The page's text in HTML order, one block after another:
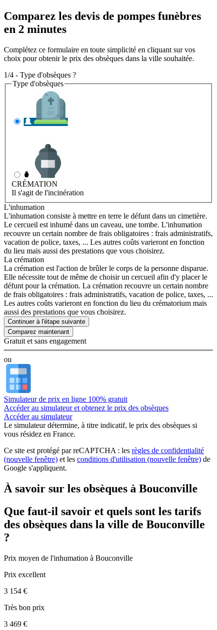
Comparez les devis de pompes funèbres
en 2 minutes
Complétez ce formulaire en toute simplicité en cliquant sur vos
choix pour obtenir le prix des obsèques dans la ville souhaitée.
1/4 - Type d'obsèques ?
Type d'obsèques
CRÉMATION
Il s'agit de l'incinération
L'inhumation
L'inhumation consiste à mettre en terre le défunt dans un cimetière.
Le cercueil est inhumé dans un caveau, une tombe. L'inhumation
recouvre un certain nombre de frais obligatoires : frais administratifs,
vacation de police, taxes, ... Les autres coûts varieront en fonction
du lieu mais aussi des prestations que vous choisirez.
La crémation
La crémation est l'action de brûler le corps de la personne disparue.
Elle nécessite tout de même de choisir un cercueil afin d'y placer le
défunt pour la crémation. La crémation recouvre un certain nombre
de frais obligatoires : frais administratifs, vacation de police, taxes, ...
Les autres coûts varieront en fonction du lieu du crématorium mais
aussi des prestations que vous choisirez.
Continuer à l'étape suivante
Gratuit et sans engagement
ou
Simulateur de prix en ligne 100% gratuit
Accéder au simulateur et obtenez le prix des obsèques
Accéder au simulateur
Le simulateurdétermine, à titre indicatif, le prix des obsèques si
vous résidez en France.
Ce site est protégé par reCAPTCHA : les règles de confidentialité
(nouvelle fenêtre) et les conditions d'utilisation (nouvelle fenêtre) de
Google s'appliquent.
À savoir sur les obsèques à Bouconville
Que faut-il savoir et quels sont les tarifs
des obsèques dans la ville de Bouconville
?
Prix moyen de l'inhumation à Bouconville
Prix excellent
3 154 €
Très bon prix
3 469 €